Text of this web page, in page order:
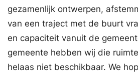
gezamenlijk ontwerpen,
van een traject met de buurt
en capaciteit vanuit de
gemeente hebben wij die
helaas niet beschikbaar. We